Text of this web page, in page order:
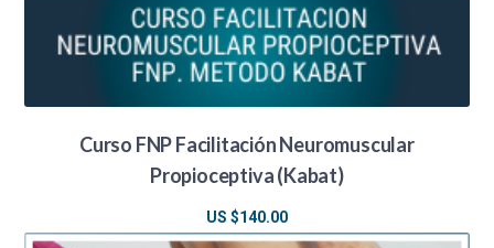
Curso FNP Facilitación Neuromuscular
Propioceptiva (Kabat)
US $140.00